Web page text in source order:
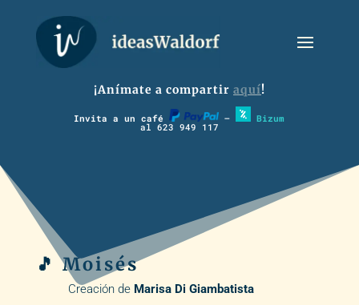
¡Anímate a compartir aquí!
Invita a un café – Bizum
al 623 949 117
🎵 Moisés
Creación de Marisa Di Giambatista